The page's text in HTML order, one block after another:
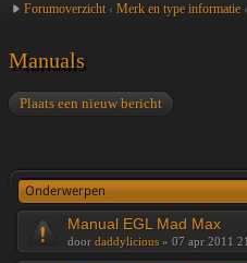
Forumoverzicht ‹ Merk en type informatie ‹
Manuals
Plaats een nieuw bericht
Onderwerpen
Manual EGL Mad Max
door daddylicious » 07 apr 2011